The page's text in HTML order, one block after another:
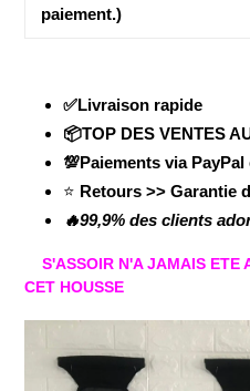
paiement.)
✅Livraison rapide
📦TOP DES VENTES
💯Paiements via
⭐ Retours >> Garantie
🔥99,9% des clients
S'ASSOIR N'A JAMAIS ETE
CET HOUSSE